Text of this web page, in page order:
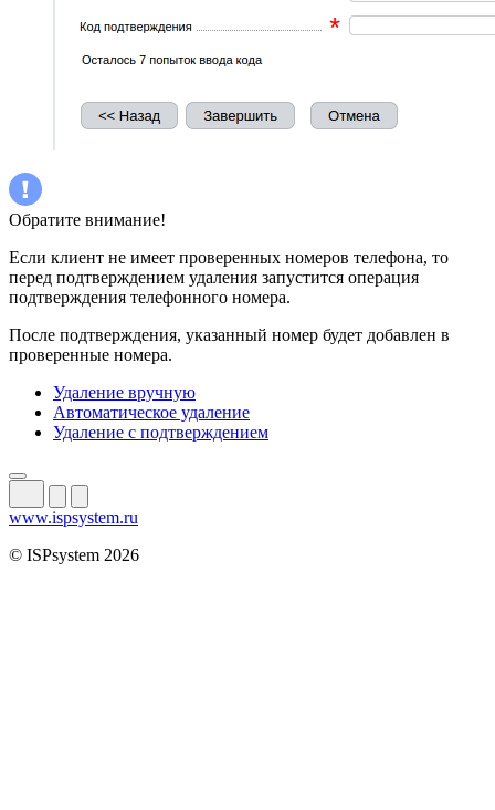
Обратите внимание!
Если клиент не имеет проверенных номеров телефона, то
перед подтверждением удаления запустится операция
подтверждения телефонного номера.
После подтверждения, указанный номер будет добавлен в
проверенные номера.
Удаление вручную
Автоматическое удаление
Удаление с подтверждением
www.ispsystem.ru
© ISPsystem 2026